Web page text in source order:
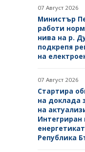
БЮЛЕТИН
ОБЯВИ
ТЪРГОВЕ
ПОКАНИ
НА
ДРУГИ
07 Август 2026
Министър
работи
нива на р.
подкрепя
на
07 Август 2026
Стартира
на доклада
на
Интегриран
Република